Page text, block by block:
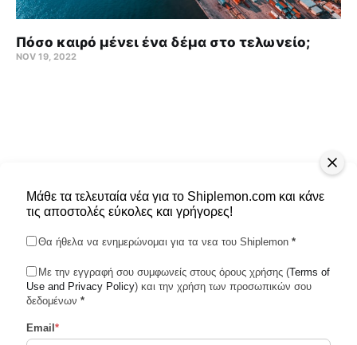
Πόσο καιρό μένει ένα δέμα στο τελωνείο;
NOV 19, 2022
Shiplemon © 2026
Μάθε τα τελευταία νέα για το Shiplemon.com και κάνε
τις αποστολές εύκολες και γρήγορες!
Θα ήθελα να ενημερώνομαι για τα νεα του Shiplemon *
Με την εγγραφή σου συμφωνείς στους όρους χρήσης (Terms of
Use and Privacy Policy) και την χρήση των προσωπικών σου
δεδομένων *
Email *